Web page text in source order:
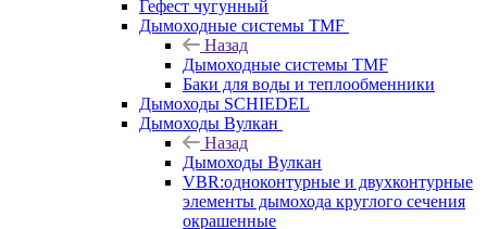
Гефест чугунный
Дымоходные системы TMF
Назад
Дымоходные системы TMF
Баки для воды и теплообменники
Дымоходы SCHIEDEL
Дымоходы Вулкан
Назад
Дымоходы Вулкан
VBR:одноконтурные и двухконтурные
элементы дымохода круглого сечения
окрашенные